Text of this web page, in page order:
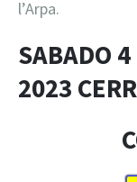
l’Arpa.
SABADO
2023